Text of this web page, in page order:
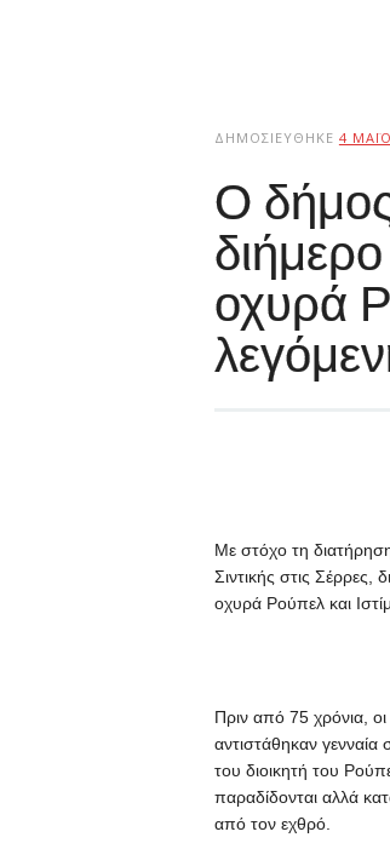
ΔΗΜΟΣΙΕΎΘΗΚΕ 4
Ο δήμος
οχυρά
Με στόχο τη
Σιντικής στις
οχυρά Ρούπελ και
Πριν από 75 χρόνια,
αντιστάθηκαν γενναία
του διοικητή του
παραδίδονται αλλά
από τον εχθρό.